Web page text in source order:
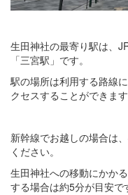
生田神社の最寄り駅は、
「三宮駅」です。
駅の場所は利用する路線
クセスすることができます
新幹線でお越しの場合は
ください。
生田神社への移動にかか
する場合は約5分が目安で